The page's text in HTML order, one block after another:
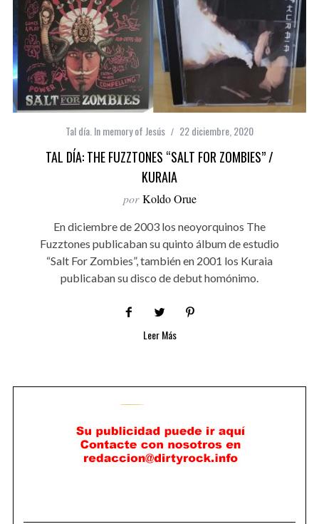
Tal día. In memory of Jesús 22 diciembre, 2020
TAL DÍA: THE FUZZTONES “SALT FOR ZOMBIES” /
KURAIA
por Koldo Orue
En diciembre de 2003 los neoyorquinos The
Fuzztones publicaban su quinto álbum de estudio
“Salt For Zombies”, también en 2001 los Kuraia
publicaban su disco de debut homónimo.
Leer Más